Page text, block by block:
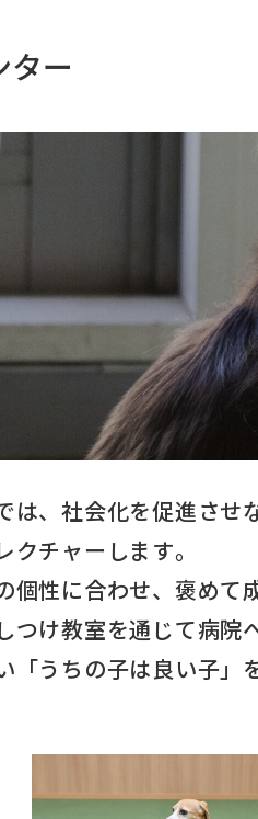
ター
は、社会化を促進さ
クチャーします。
個性に合わせ、褒めて
つけ教室を通じて病院
「うちの子は良い子」